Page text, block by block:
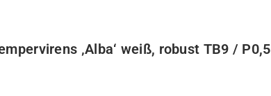
‚Alba‘ weiß, robust TB9 / P0,5